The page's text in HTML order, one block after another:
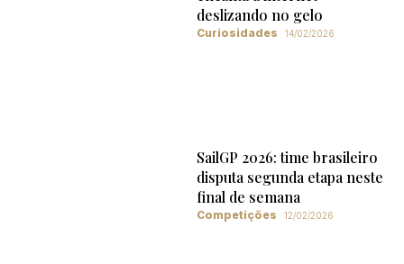
deslizando no gelo
Curiosidades 14/02/2026
SailGP 2026: time brasileiro
disputa segunda etapa neste
final de semana
Competições 12/02/2026